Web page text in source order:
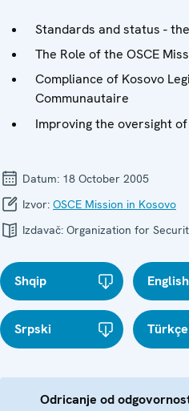
Standards and status -
The Role of the OSCE
Compliance of Kosovo
Communautaire
Improving the oversight
Datum: 18 October 2005
Izvor: OSCE Mission in Kosovo
Izdavač: Organization for
Shqip English
Srpski Türkçe
Odricanje od